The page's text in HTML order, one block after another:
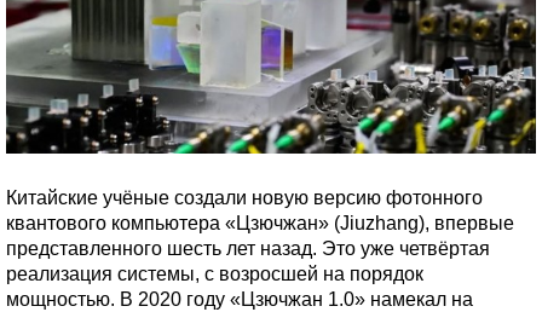
Китайские учёные создали новую версию фотонного
квантового компьютера «Цзючжан» (Jiuzhang), впервые
представленного шесть лет назад. Это уже четвёртая
реализация системы, с возросшей на порядок
мощностью. В 2020 году «Цзючжан 1.0» намекал на